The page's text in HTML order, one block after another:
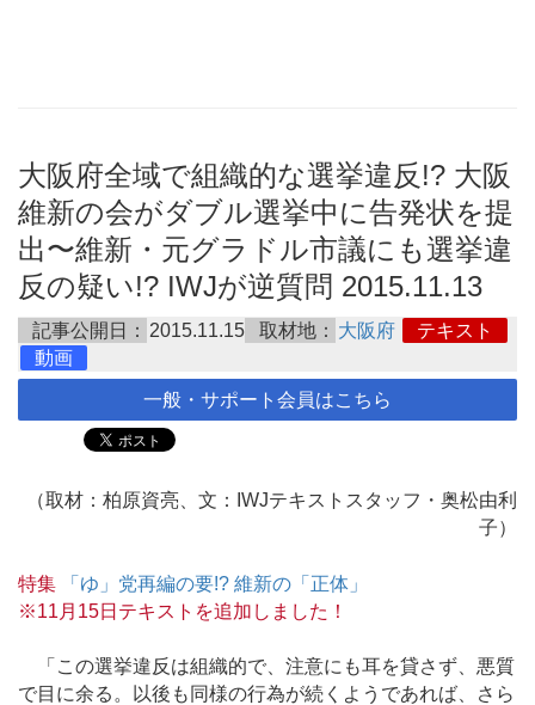
大阪府全域で組織的な選挙違反!? 大阪
維新の会がダブル選挙中に告発状を提
出〜維新・元グラドル市議にも選挙違
反の疑い!? IWJが逆質問 2015.11.13
記事公開日： 2015.11.15 取材地： 大阪府
テキスト
動画
一般・サポート会員はこちら
（取材：柏原資亮、文：IWJテキストスタッフ・奥松由利
子）
特集
「ゆ」党再編の要!? 維新の「正体」
※11月15日テキストを追加しました！
「この選挙違反は組織的で、注意にも耳を貸さず、悪質
で目に余る。以後も同様の行為が続くようであれば、さら